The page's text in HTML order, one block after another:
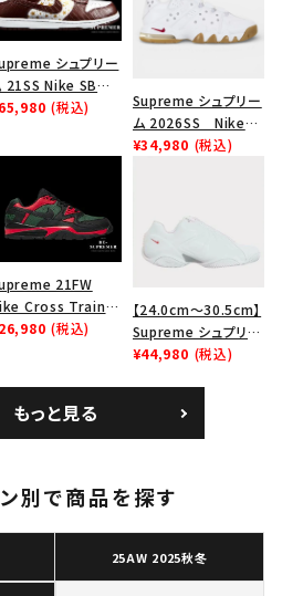
2025SS
Tシャツ・ロングスリーブ
パーカー・クルーネック
エストバッグ
ボックスロゴ ブラックスウェット
シュプリー
21SS Nike SB
Low ナイキSB
(税込)
Supreme シュプリー
ム 2026SS Nike
SB Air Max 2 CB 94
¥34,980 (税込)
21FW
Cross Trainer
ナイキクロスト
(税込)
【24.0cm～30.5cm】
Supreme シュプリー
ム 2023AW Nike
カー ホワイト 白
¥44,980 (税込)
もっと見る
別で商品を探す
25AW 2025秋冬